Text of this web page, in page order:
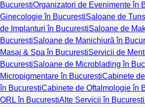
BucureștiOrganizatori de Evenimente în
Ginecologie în BucureștiSaloane de
de Implanturi în BucureștiSaloane de
BucureștiSaloane de Manichiură în
Masaj & Spa în BucureștiServicii de
BucureștiSaloane de Microblading în
Micropigmentare în BucureștiCabinete
în BucureștiCabinete de Oftalmologie în
ORL în BucureștiAlte Servicii în București